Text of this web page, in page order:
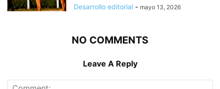
Desarrollo editorial - mayo 13, 2026
NO COMMENTS
Leave A Reply